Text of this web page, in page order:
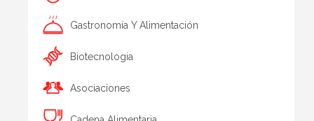
Gastronomía Y Alimentación
Biotecnologia
Asociaciones